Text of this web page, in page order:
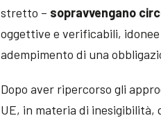
stretto – sopravvengano
oggettive e verificabili,
adempimento di una
Dopo aver ripercorso gli
UE, in materia di inesigibilità,